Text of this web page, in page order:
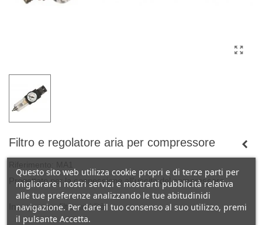
Filtro e regolatore aria per compressore
Progettato per la connessione all'uscita del compressore.
Incorpora un filtro umidità.
Questo sito web utilizza cookie propri e di terze parti per
migliorare i nostri servizi e mostrarti pubblicità relativa
alle tue preferenze analizzando le tue abitudinidi
navigazione. Per dare il tuo consenso al suo utilizzo, premi
il pulsante Accetta.